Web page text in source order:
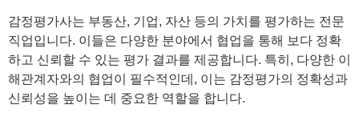
감정평가사는 부동산, 기업, 자산 등의 가치를 평가하는 전문
직업입니다. 이들은 다양한 분야에서 협업을 통해 보다 정확
하고 신뢰할 수 있는 평가 결과를 제공합니다. 특히, 다양한 이
해관계자와의 협업이 필수적인데, 이는 감정평가의 정확성과
신뢰성을 높이는 데 중요한 역할을 합니다.